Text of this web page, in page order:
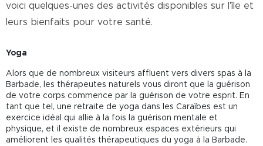
voici quelques-unes des activités disponibles sur l'île et
leurs bienfaits pour votre santé.
Yoga
Alors que de nombreux visiteurs affluent vers divers spas à la
Barbade, les thérapeutes naturels vous diront que la guérison
de votre corps commence par la guérison de votre esprit. En
tant que tel, une retraite de yoga dans les Caraïbes est un
exercice idéal qui allie à la fois la guérison mentale et
physique, et il existe de nombreux espaces extérieurs qui
améliorent les qualités thérapeutiques du yoga à la Barbade.